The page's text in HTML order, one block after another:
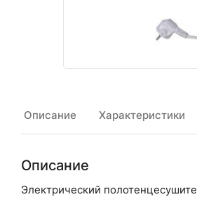
Описание Характеристики
Описание
Электрический